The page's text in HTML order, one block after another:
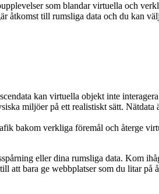
som blandar virtuella och
åtkomst till rumsliga data och du kan
kan virtuella objekt inte
miljöer på ett realistiskt sätt. Nätdata
bakom verkliga föremål och återge
eller dina rumsliga data. Kom
att bara ge webbplatser som du litar på